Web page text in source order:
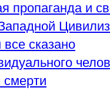
пропаганда и
сказано